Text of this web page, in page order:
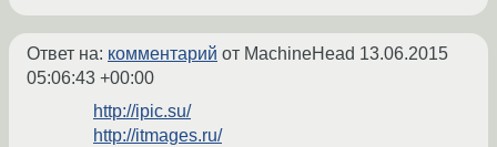
Ответ на: комментарий от MachineHead 13.06.2015
05:06:43 +00:00
http://ipic.su/
http://itmages.ru/